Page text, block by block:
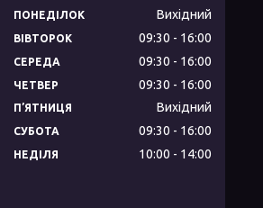
ПОНЕДІЛОК Вихідний
ВІВТОРОК 09:30 16:00
СЕРЕДА 09:30 16:00
ЧЕТВЕР 09:30 16:00
ПʼЯТНИЦЯ Вихідний
СУБОТА 09:30 16:00
НЕДІЛЯ 10:00 14:00